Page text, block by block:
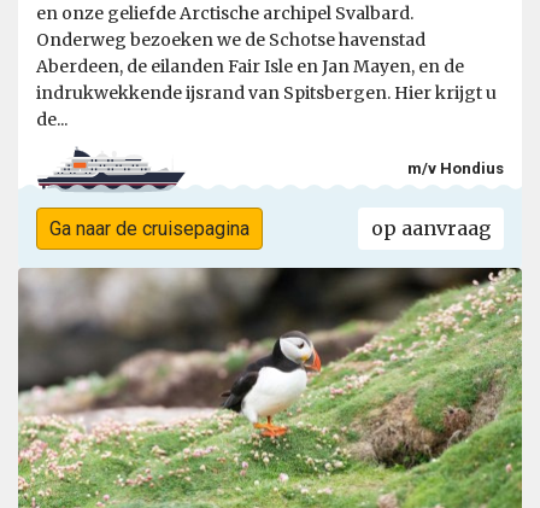
en onze geliefde Arctische archipel Svalbard.
Onderweg bezoeken we de Schotse havenstad
Aberdeen, de eilanden Fair Isle en Jan Mayen, en de
indrukwekkende ijsrand van Spitsbergen. Hier krijgt u
de...
m/v Hondius
Ga naar de cruisepagina op aanvraag